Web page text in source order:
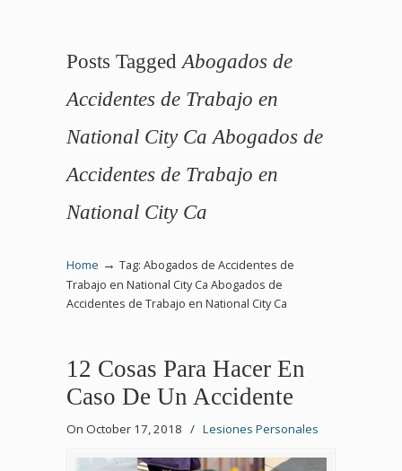
Posts Tagged Abogados de
Accidentes de Trabajo en
National City Ca Abogados de
Accidentes de Trabajo en
National City Ca
Home → Tag: Abogados de Accidentes de
Trabajo en National City Ca Abogados de
Accidentes de Trabajo en National City Ca
12 Cosas Para Hacer En
Caso De Un Accidente
On October 17, 2018 / Lesiones Personales